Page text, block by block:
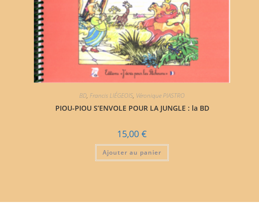
BD,Francis LIÉGEOIS, Véronique PIASTRO
PIOU-PIOU S’ENVOLE POUR LA JUNGLE : la BD
15,00€
Ajouter au panier